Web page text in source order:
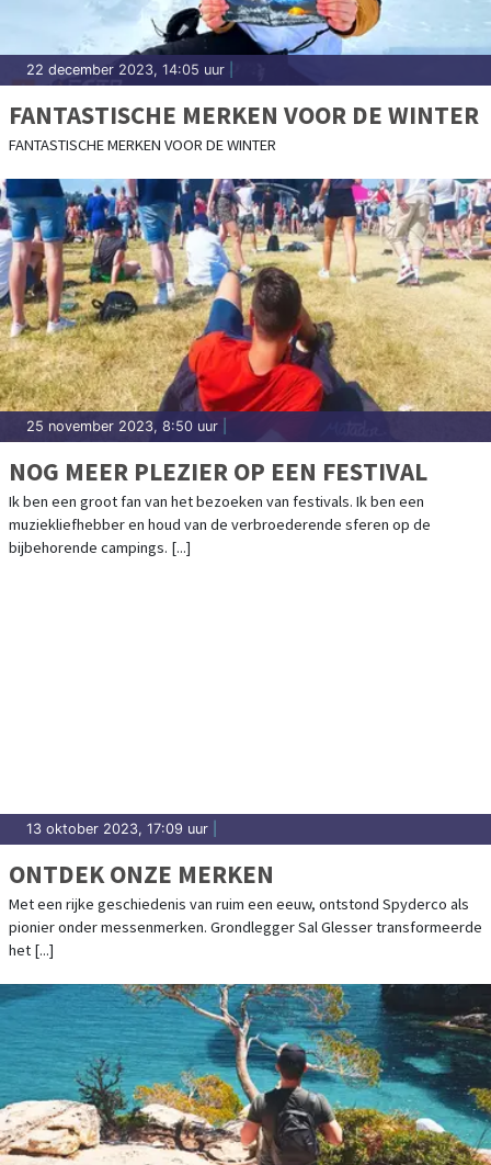
22 december 2023, 14:05 uur
FANTASTISCHE MERKEN VOOR DE WINTER
FANTASTISCHE MERKEN VOOR DE WINTER
25 november 2023, 8:50 uur
NOG MEER PLEZIER OP EEN FESTIVAL
Ik ben een groot fan van het bezoeken van festivals. Ik ben een
muziekliefhebber en houd van de verbroederende sferen op de
bijbehorende campings. [...]
13 oktober 2023, 17:09 uur
ONTDEK ONZE MERKEN
Met een rijke geschiedenis van ruim een eeuw, ontstond Spyderco als
pionier onder messenmerken. Grondlegger Sal Glesser transformeerde
het [...]